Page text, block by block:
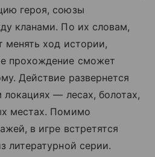
героя, союзы
кланами. По их словам,
менять ход истории,
прохождение сможет
Действие развернется
— лесах, болотах,
местах. Помимо
в игре встретятся
литературной серии.